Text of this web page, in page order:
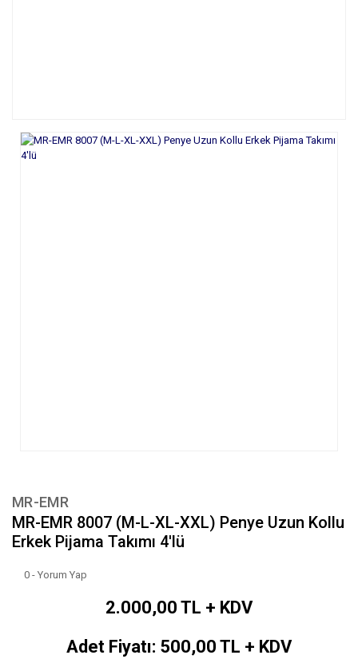
MR-EMR
MR-EMR 8007 (M-L-XL-XXL) Penye Uzun Kollu
Erkek Pijama Takımı 4'lü
0 - Yorum Yap
2.000,00 TL + KDV
Adet Fiyatı: 500,00 TL + KDV